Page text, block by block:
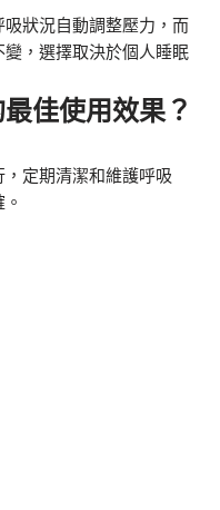
狀況自動調整壓力，而
，選擇取決於個人睡眠
佳使用效果？
定期清潔和維護呼吸